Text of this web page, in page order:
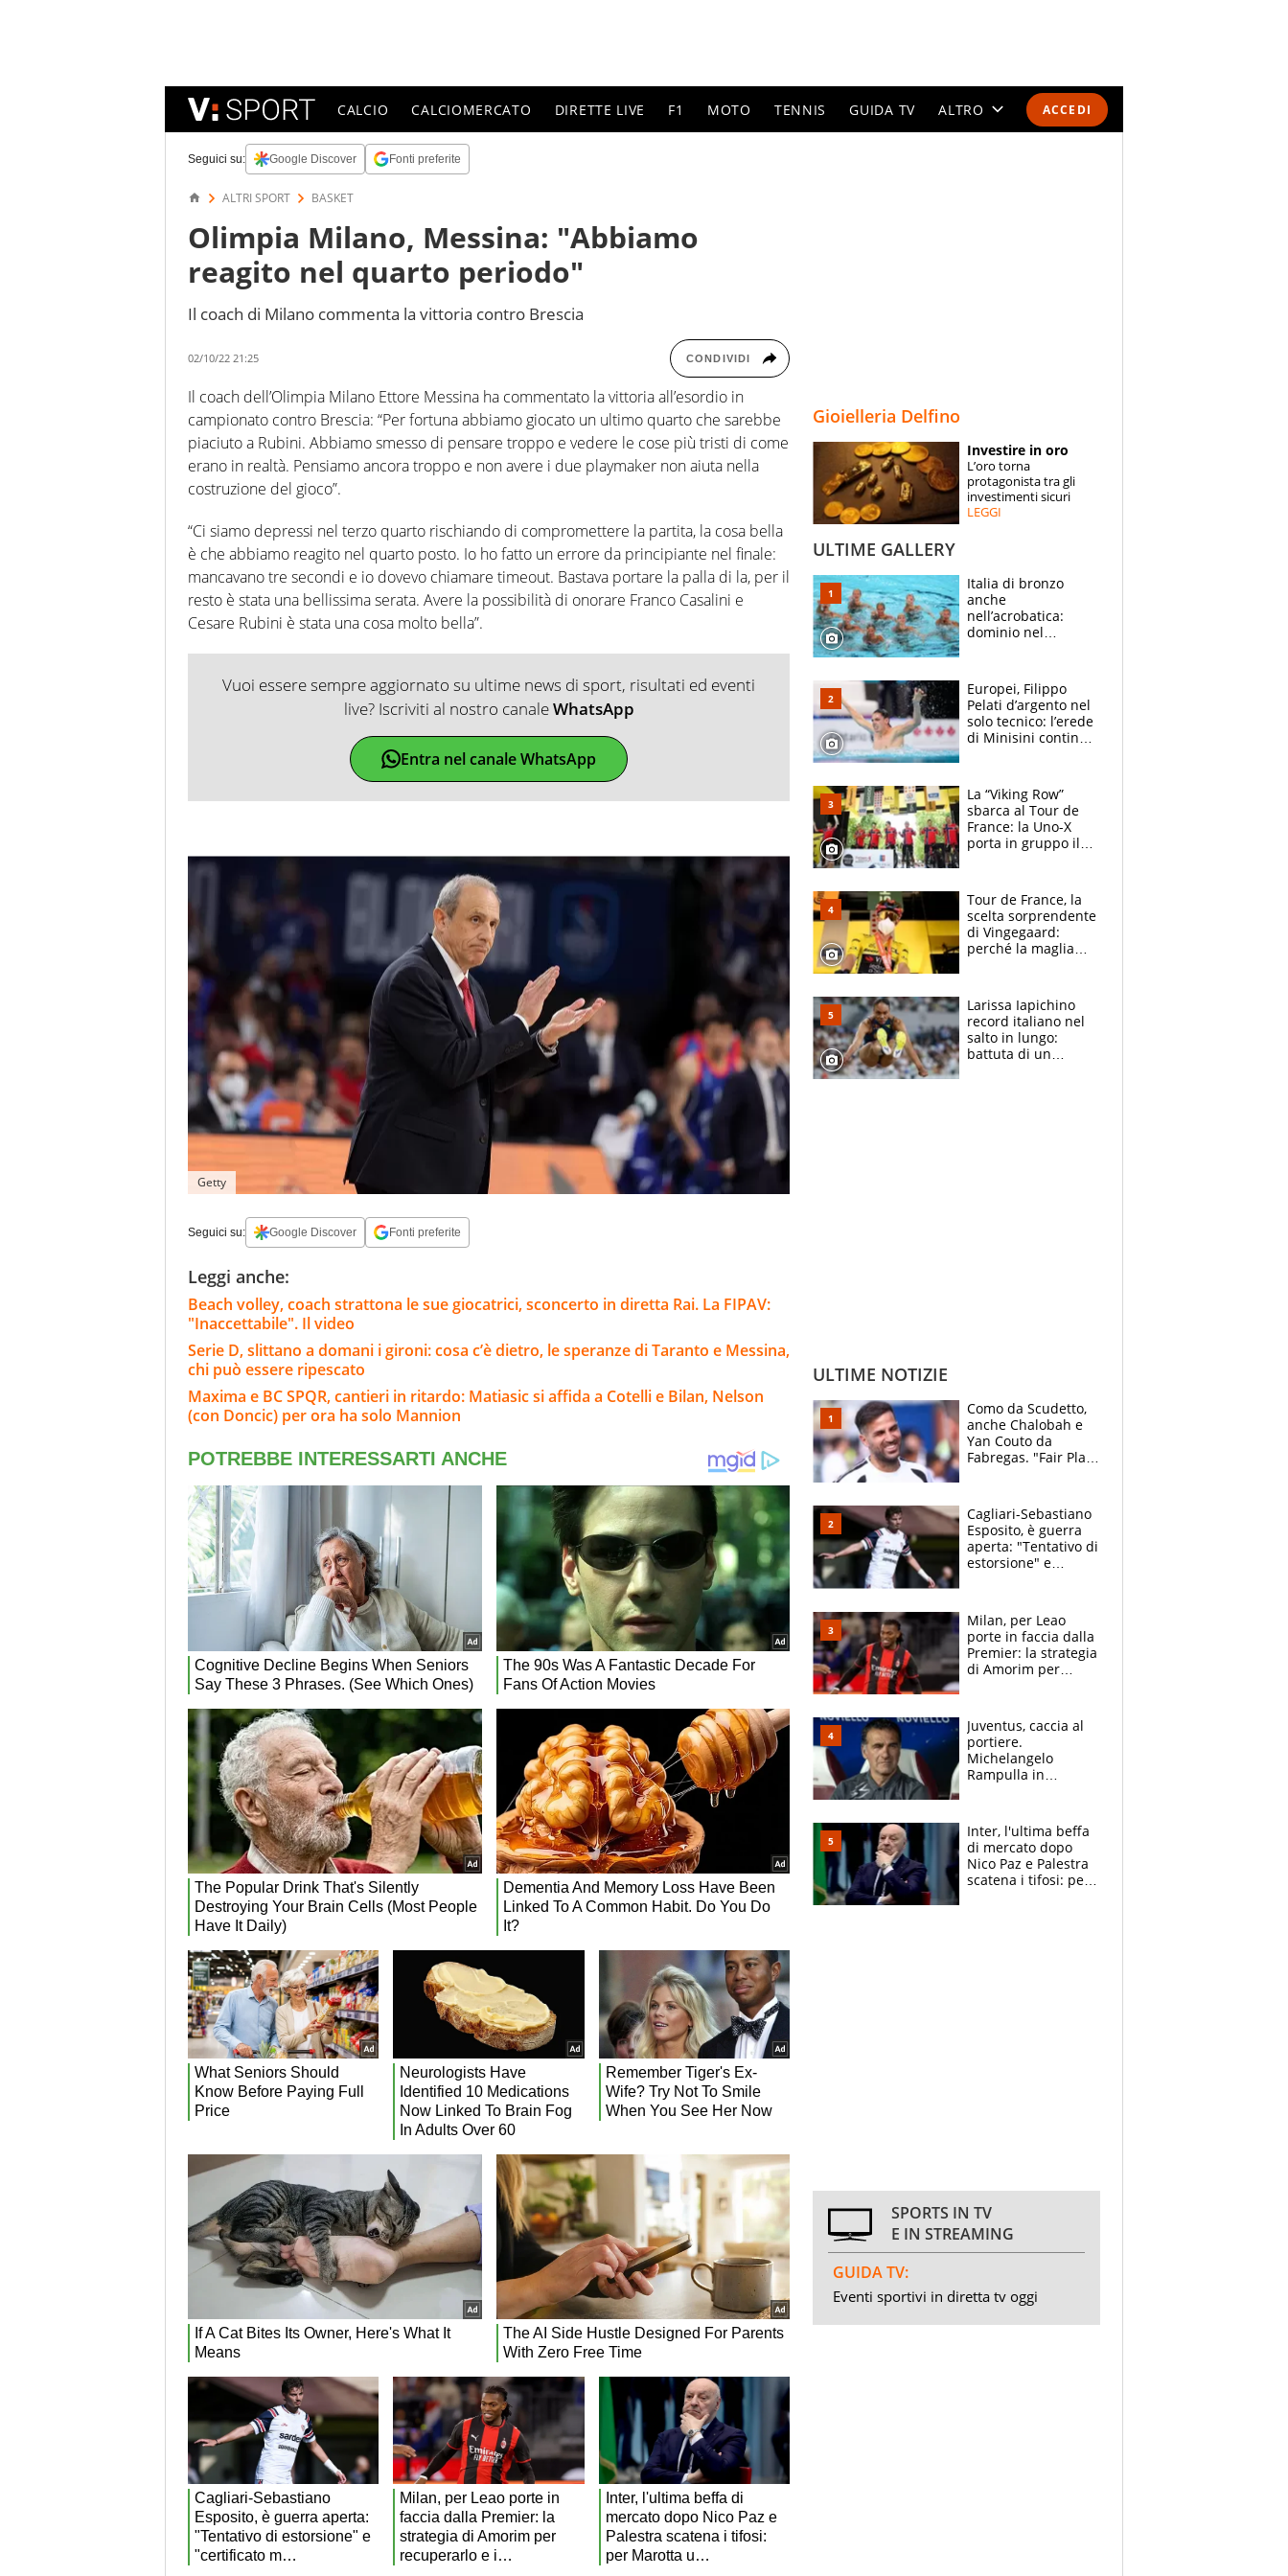
ACCEDI
CALCIO CALCIOMERCATO DIRETTE LIVE F1 MOTO TENNIS GUIDA TV ALTRO
SPECIALI
ESPERTI
Seguici su: Google Discover Fonti preferite
ALTRI SPORT BASKET
Olimpia Milano, Messina: "Abbiamo
reagito nel quarto periodo"
Il coach di Milano commenta la vittoria contro Brescia
02/10/22 21:25 CONDIVIDI
Il coach dell’Olimpia Milano Ettore Messina ha commentato la vittoria all’esordio in
campionato contro Brescia: “Per fortuna abbiamo giocato un ultimo quarto che sarebbe
piaciuto a Rubini. Abbiamo smesso di pensare troppo e vedere le cose più tristi di come
erano in realtà. Pensiamo ancora troppo e non avere i due playmaker non aiuta nella
costruzione del gioco”.
“Ci siamo depressi nel terzo quarto rischiando di compromettere la partita, la cosa bella
è che abbiamo reagito nel quarto posto. Io ho fatto un errore da principiante nel finale:
mancavano tre secondi e io dovevo chiamare timeout. Bastava portare la palla di la, per il
resto è stata una bellissima serata. Avere la possibilità di onorare Franco Casalini e
Cesare Rubini è stata una cosa molto bella”.
Vuoi essere sempre aggiornato su ultime news di sport, risultati ed eventi
live? Iscriviti al nostro canaleWhatsApp
Entra nel canale WhatsApp
Getty
Seguici su: Google Discover Fonti preferite
Leggi anche:
Beach volley, coach strattona le sue giocatrici, sconcerto in diretta Rai. La FIPAV:
"Inaccettabile". Il video
Serie D, slittano a domani i gironi: cosa c’è dietro, le speranze di Taranto e Messina,
chi può essere ripescato
Maxima e BC SPQR, cantieri in ritardo: Matiasic si affida a Cotelli e Bilan, Nelson
(con Doncic) per ora ha solo Mannion
Gioielleria Delfino
Investire in oro
L’oro torna
protagonista tra gli
investimenti sicuri
LEGGI
ULTIME GALLERY
Italia di bronzo
anche
nell’acrobatica:
dominio nel
e compagni
continuare
Europei, Filippo
Pelati d’argento nel
solo tecnico: l’erede
di Minisini continua
mirino
La “Viking Row”
sbarca al Tour de
France: la Uno-X
porta in gruppo il
compagni
Tour de France, la
scelta sorprendente
di Vingegaard:
perché la maglia
rischio da evitare
Larissa Iapichino
record italiano nel
salto in lungo:
battuta di un
ULTIME NOTIZIE
Como da Scudetto,
anche Chalobah e
Yan Couto da
Fabregas. "Fair Play
multa"
Cagliari-Sebastiano
Esposito, è guerra
aperta: "Tentativo di
estorsione" e
Milan, per Leao
porte in faccia dalla
Premier: la strategia
di Amorim per
dopo il derby
Juventus, caccia al
portiere.
Michelangelo
Rampulla in
Roba da Lega Pro.
Caprile profilo
giusto”
Inter, l'ultima beffa
di mercato dopo
Nico Paz e Palestra
scatena i tifosi: per
SPORTS IN TV
E IN STREAMING
GUIDA TV:
Eventi sportivi in diretta tv oggi